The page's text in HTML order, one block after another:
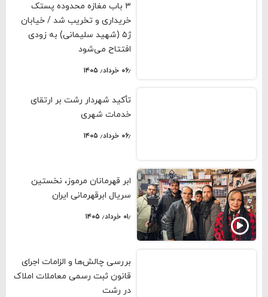
۳ باب مغازه محدوده پستک
خریداری و تخریب شد / خیابان
ژ۵ (شهید سلیمانی) به زودی
افتتاح می‌شود
۰۶٫ خرداد٫ ۱۴۰۵
تأکید شهردار رشت بر ارتقای
خدمات شهری
۰۶٫ خرداد٫ ۱۴۰۵
ابر قهرمانان مرموز، نخستین
سریال ابرقهرمانی ایران
۰۱٫ خرداد٫ ۱۴۰۵
بررسی چالش‌ها و الزامات اجرای
قانون ثبت رسمی معاملات املاک
در رشت